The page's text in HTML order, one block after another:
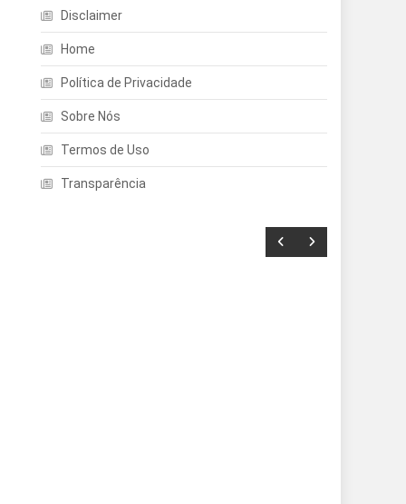
Disclaimer
Home
Política de Privacidade
Sobre Nós
Termos de Uso
Transparência